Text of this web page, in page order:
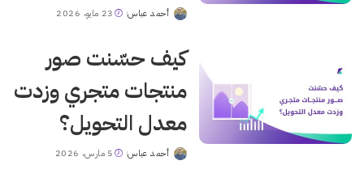
Postedأحمد عباس 23 مايو، 2026
كيف حسّنت صور
منتجات متجري وزدت
معدل التحويل؟
Postedأحمد عباس 5 مارس، 2026